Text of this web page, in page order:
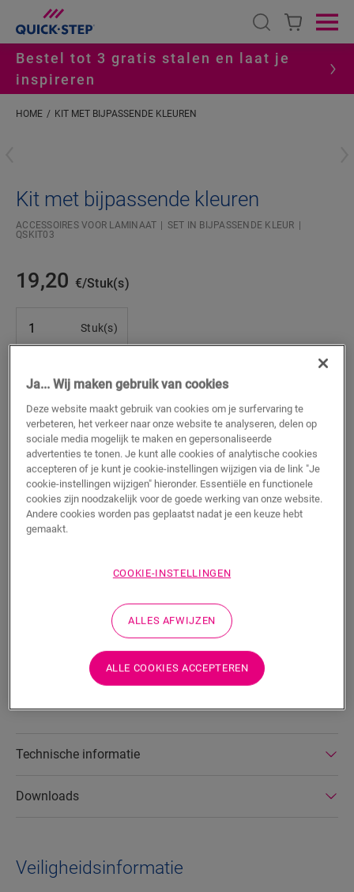
Open search
Bestel tot 3 gratis stalen en laat je
inspireren
HOME KIT MET BIJPASSENDE KLEUREN
Kit met bijpassende kleuren
ACCESSOIRES VOOR LAMINAAT
SET IN BIJPASSENDE KLEUR
QSKIT03
19,20 €/Stuk(s)
Stuk(s)
TOEVOEGEN AAN WINKELMANDJE
Wil je dit accessoire graag in het echt zien?
Bezoek het dichtstbijzijnde verkooppunt
Productkenmerken
Deze elastische pasta op basis van acryl is de ideale oplossing
voor het opvullen van groeven tussen plinten en muren. Hij is
profielen of pijpendoppen. De pasta is verkrijgbaar in
verschillende kleuren die bij elk type vloer passen. Gemiddeld
Technische informatie
Downloads
Veiligheidsinformatie
Ja... Wij maken gebruik van cookies
Deze website maakt gebruik van cookies om je surfervaring te
verbeteren, het verkeer naar onze website te analyseren, delen op
sociale media mogelijk te maken en gepersonaliseerde
advertenties te tonen. Je kunt alle cookies of analytische cookies
accepteren of je kunt je cookie-instellingen wijzigen via de link "Je
cookie-instellingen wijzigen" hieronder. Essentiële en functionele
cookies zijn noodzakelijk voor de goede werking van onze website.
Andere cookies worden pas geplaatst nadat je een keuze hebt
gemaakt.
COOKIE-INSTELLINGEN
ALLES AFWIJZEN
ALLE COOKIES ACCEPTEREN